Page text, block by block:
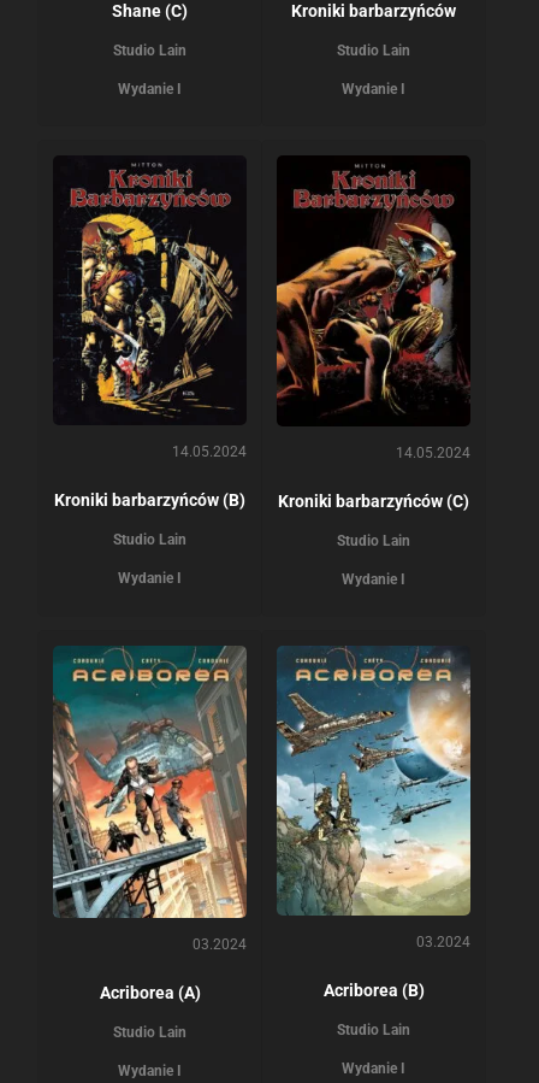
Shane (C)
Studio Lain
Wydanie I
Kroniki barbarzyńców
Studio Lain
Wydanie I
14.05.2024
Kroniki barbarzyńców (B)
Studio Lain
Wydanie I
14.05.2024
Kroniki barbarzyńców (C)
Studio Lain
Wydanie I
03.2024
Acriborea (A)
Studio Lain
Wydanie I
03.2024
Acriborea (B)
Studio Lain
Wydanie I